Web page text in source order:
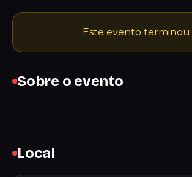
Sobre o evento
.
Local
Este evento terminou.